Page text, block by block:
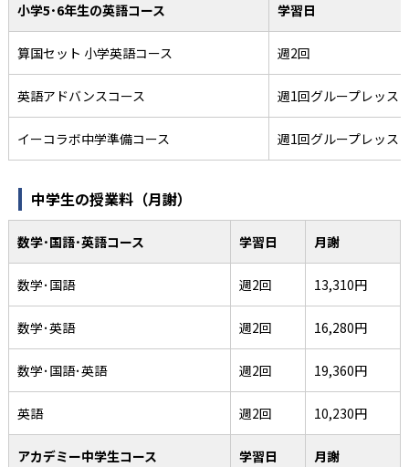
小学5･6年生の英語コース 学習日
算国セット 小学英語コース 週2回
英語アドバンスコース 週1回グループレッス
イーコラボ中学準備コース 週1回グループレッス
中学生の授業料（月謝）
数学･国語･英語コース 学習日 月謝
数学･国語 週2回 13,310円
数学･英語 週2回 16,280円
数学･国語･英語 週2回 19,360円
英語 週2回 10,230円
アカデミー中学生コース 学習日 月謝